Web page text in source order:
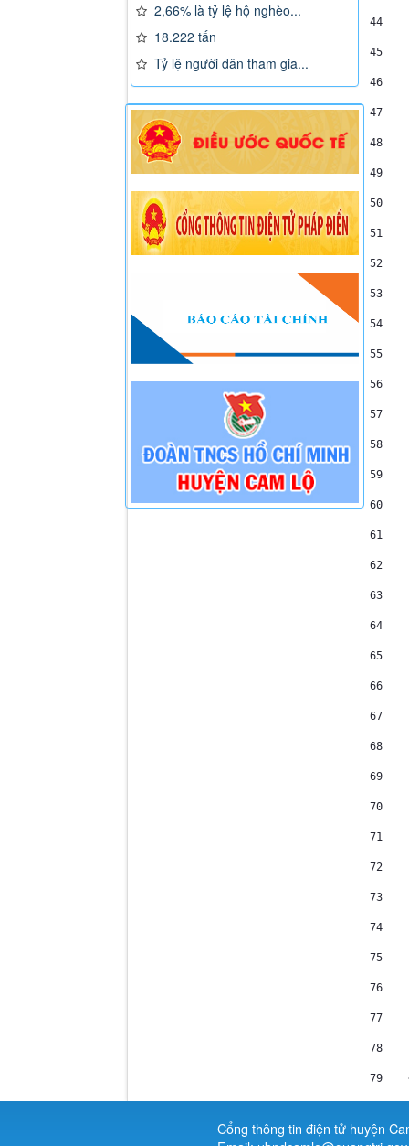
2,66% là tỷ lệ hộ nghèo...
18.222 tấn
Tỷ lệ người dân tham gia...
44
45
46
47
48
49
50
51
52
53
54
55
56
57
58
59
60
61
62
63
64
65
66
67
68
69
70
71
72
73
74
75
76
77
78
79
Cổng thông tin điện tử huyện